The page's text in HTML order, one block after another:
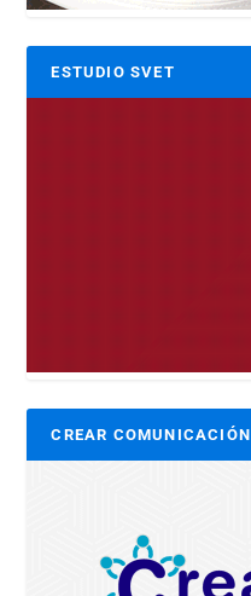
ESTUDIO SVET
CREAR COMUNICACIÓN